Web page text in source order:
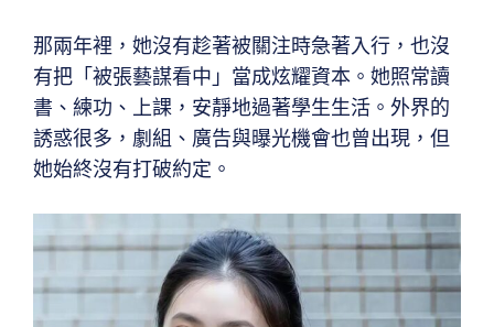
那兩年裡，她沒有趁著被關注時急著入行，也沒
有把「被張藝謀看中」當成炫耀資本。她照常讀
書、練功、上課，安靜地過著學生生活。外界的
誘惑很多，劇組、廣告與曝光機會也曾出現，但
她始終沒有打破約定。